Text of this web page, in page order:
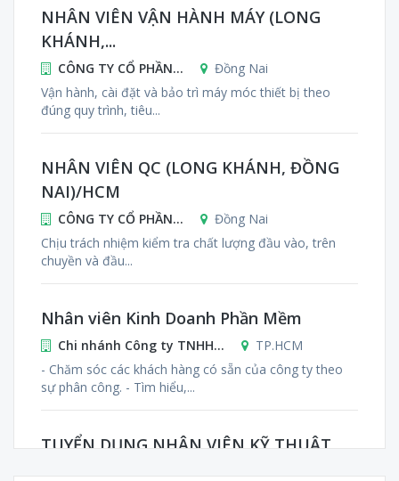
NHÂN VIÊN VẬN HÀNH MÁY (LONG
KHÁNH,...
CÔNG TY CỔ PHẦN...
Đồng Nai
Vận hành, cài đặt và bảo trì máy móc thiết bị theo
đúng quy trình, tiêu...
NHÂN VIÊN QC (LONG KHÁNH, ĐỒNG
NAI)/HCM
CÔNG TY CỔ PHẦN...
Đồng Nai
Chịu trách nhiệm kiểm tra chất lượng đầu vào, trên
chuyền và đầu...
Nhân viên Kinh Doanh Phần Mềm
Chi nhánh Công ty TNHH...
TP.HCM
- Chăm sóc các khách hàng có sẵn của công ty theo
sự phân công. - Tìm hiểu,...
TUYỂN DỤNG NHÂN VIÊN KỸ THUẬT